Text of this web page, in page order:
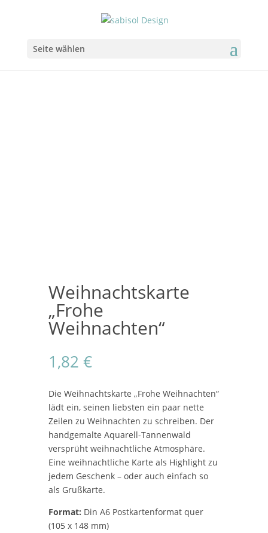
Seite wählen
Weihnachtskarte
„Frohe
Weihnachten“
1,82 €
Die Weihnachtskarte „Frohe Weihnachten“
lädt ein, seinen liebsten ein paar nette
Zeilen zu Weihnachten zu schreiben. Der
handgemalte Aquarell-Tannenwald
versprüht weihnachtliche Atmosphäre.
Eine weihnachtliche Karte als Highlight zu
jedem Geschenk – oder auch einfach so
als Grußkarte.
Format: Din A6 Postkartenformat quer
(105 x 148 mm)